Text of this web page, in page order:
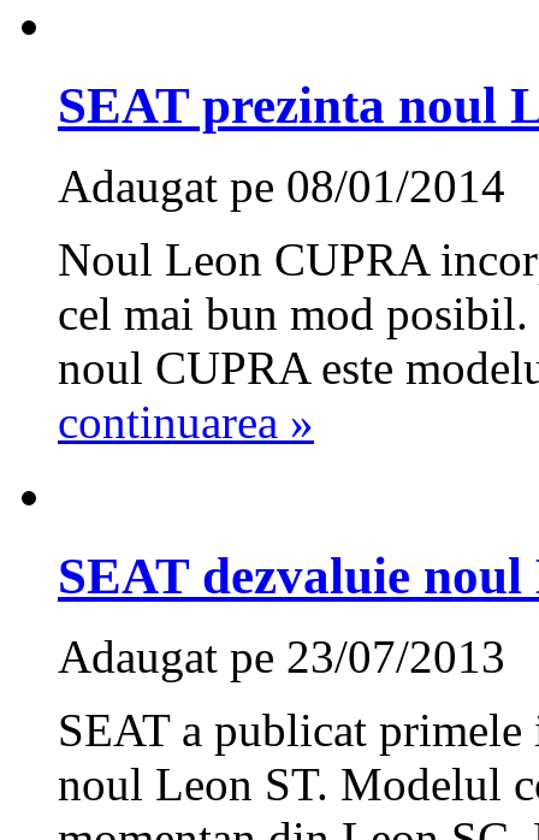
SEAT prezinta noul
Adaugat pe 08/01/2014
Noul Leon CUPRA
cel mai bun mod
noul CUPRA este
continuarea »
SEAT dezvaluie noul
Adaugat pe 23/07/2013
SEAT a publicat
noul Leon ST. Modelul